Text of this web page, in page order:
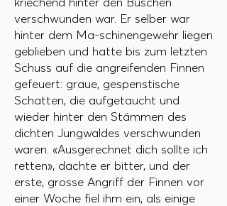
verschwunden war. Er selber war
hinter dem Ma-schinengewehr liegen
geblieben und hatte bis zum letzten
Schuss auf die angreifenden Finnen
gefeuert: graue, gespenstische
Schatten, die aufgetaucht und
wieder hinter den Stämmen des
dichten Jungwaldes verschwunden
waren. «Ausgerechnet dich sollte ich
retten», dachte er bitter, und der
erste, grosse Angriff der Finnen vor
einer Woche fiel ihm ein, als einige